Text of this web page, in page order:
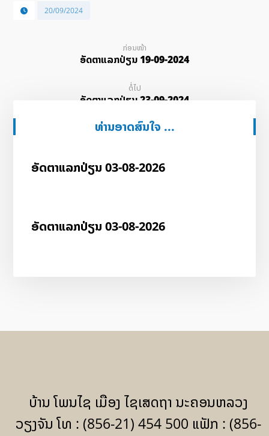
20/09/2024
ກ່ອນໜ້າ
ອັດ​ຕາ​ແລກ​ປ່ຽນ 19-09-2024
ຕໍ່ໄປ
ອັດ​ຕາ​ແລກ​ປ່ຽນ 23-09-2024
ທ່ານອາດສົນໃຈ ...
ອັດ​ຕາ​ແລກ​ປ່ຽນ 03-08-2026
ອັດ​ຕາ​ແລກ​ປ່ຽນ 03-08-2026
ບ້ານ ໂພນໄຊ ເມືອງ ໄຊເສດຖາ ນະຄອນຫລວງ
ວຽງຈັນ ໂທ : (856-21) 454 500 ແຟັກ : (856-